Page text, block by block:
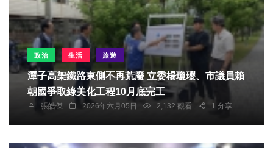
政治 生活 旅遊
潭子高架鐵路東側不再荒廢 立委楊瓊瓔、市議員賴
朝國爭取綠美化工程10月底完工
張皓傑 2026年六月05日 2,132 觀看 1 分享